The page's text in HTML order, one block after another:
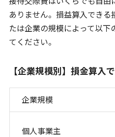
接待交際費はいくらでも自由
ありません。損益算入できる
たは企業の規模によって以下
てください。
【企業規模別】損金算入
企業規模
個人事業主